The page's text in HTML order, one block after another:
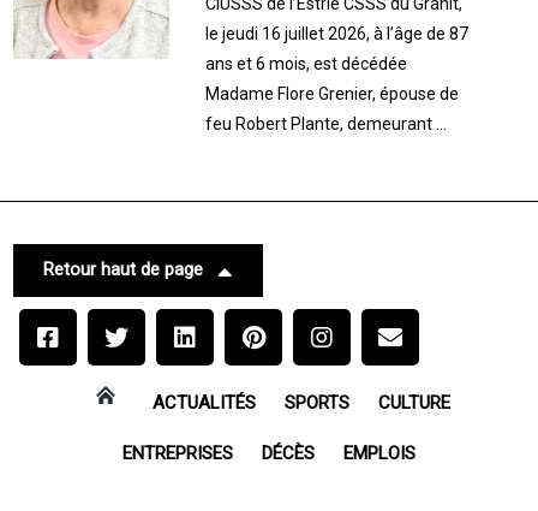
le jeudi 16 juillet 2026, à l’âge de 87
ans et 6 mois, est décédée
Madame Flore Grenier, épouse de
feu Robert Plante, demeurant ...
Retour haut de page
ACTUALITÉS SPORTS CULTURE
ENTREPRISES DÉCÈS EMPLOIS